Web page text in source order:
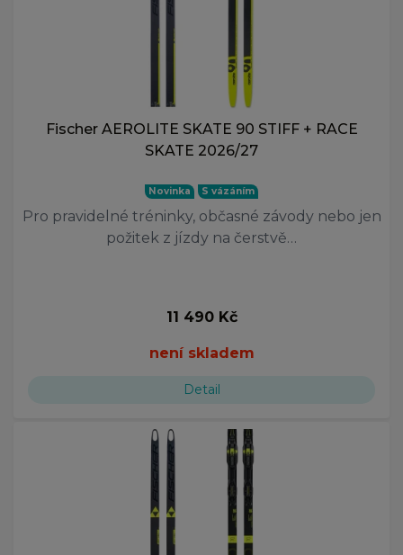
Fischer AEROLITE SKATE 90 STIFF + RACE
SKATE 2026/27
Novinka S vázáním
Pro pravidelné tréninky, občasné závody nebo jen
požitek z jízdy na čerstvě…
11 490 Kč
není skladem
Detail